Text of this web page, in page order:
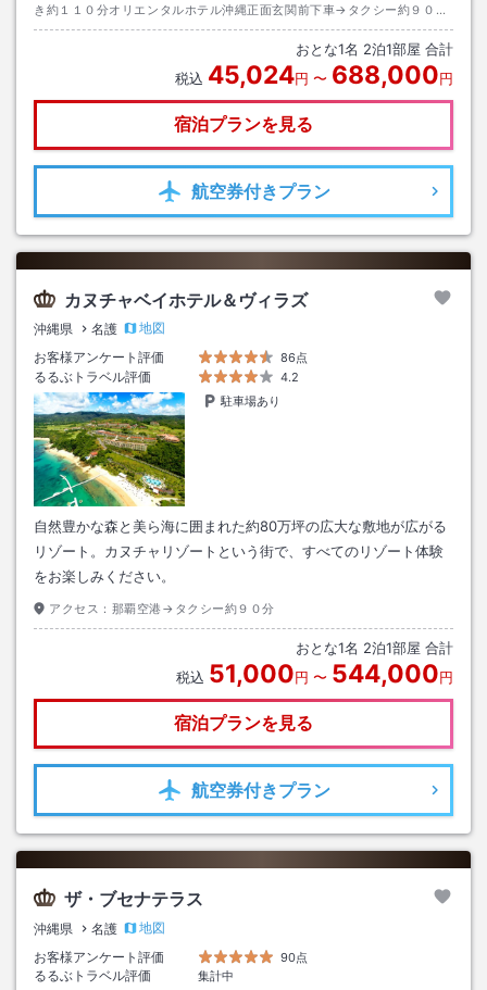
き約１１０分オリエンタルホテル沖縄正面玄関前下車→タクシー約９０分
沖縄エアポートシャトルかりゆしビーチ下車（送迎あり）到着後にホテル
おとな1名 2泊1部屋 合計
税込 45,024円 〜 688,000円
宿泊プランを見る
航空券付きプラン
カヌチャベイホテル＆ヴィラズ
沖縄県 名護
地図
お客様アンケート評価
86点
るるぶトラベル評価
4.2
駐車場あり
自然豊かな森と美ら海に囲まれた約80万坪の広大な敷地が広がる
リゾート。カヌチャリゾートという街で、すべてのリゾート体験
をお楽しみください。
アクセス： 那覇空港→タクシー約９０分
おとな1名 2泊1部屋 合計
税込 51,000円 〜 544,000円
宿泊プランを見る
航空券付きプラン
ザ・ブセナテラス
沖縄県 名護
地図
お客様アンケート評価
90点
るるぶトラベル評価
集計中